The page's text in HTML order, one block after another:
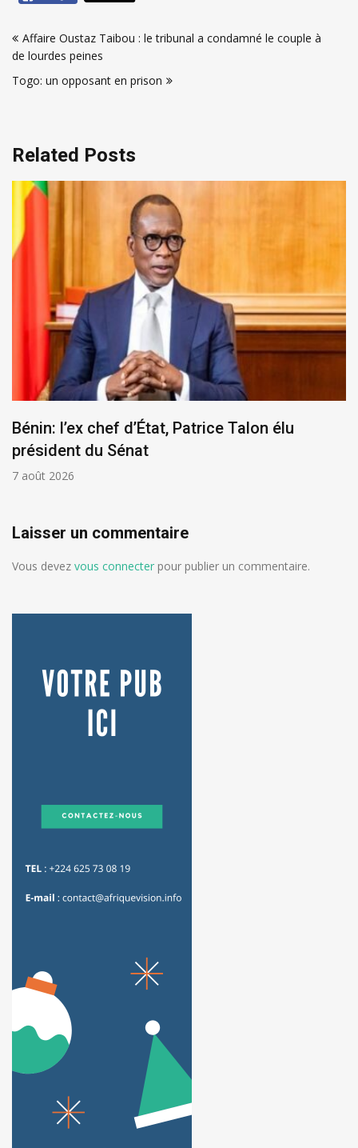
de
l’article
Affaire Oustaz Taibou : le tribunal a condamné le couple à
de lourdes peines
Togo: un opposant en prison
Related Posts
Bénin: l’ex chef d’État, Patrice Talon élu
président du Sénat
7 août 2026
Laisser un commentaire
Vous devez vous connecter pour publier un commentaire.